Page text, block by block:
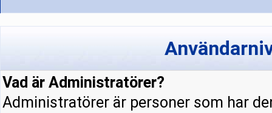
Vad är Administratörer?
Administratörer är personer som har